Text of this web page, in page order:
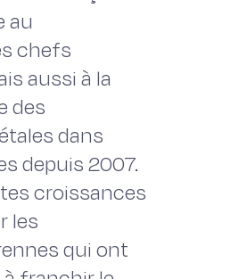
au
chefs
aussi à la
des
dans
depuis 2007.
croissances
les
qui ont